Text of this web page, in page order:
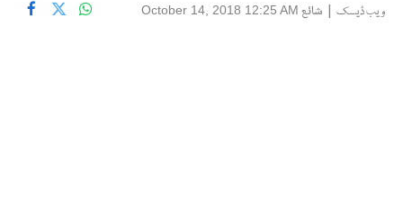
ویب ڈیسک | شائع October 14, 2018 12:25 AM